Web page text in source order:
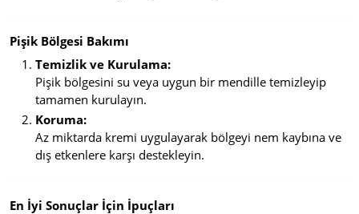
Pişik Bölgesi Bakımı
Temizlik ve Kurulama:
Pişik bölgesini su veya uygun bir mendille temizleyip
tamamen kurulayın.
Koruma:
Az miktarda kremi uygulayarak bölgeyi nem kaybına ve
dış etkenlere karşı destekleyin.
En İyi Sonuçlar İçin İpuçları